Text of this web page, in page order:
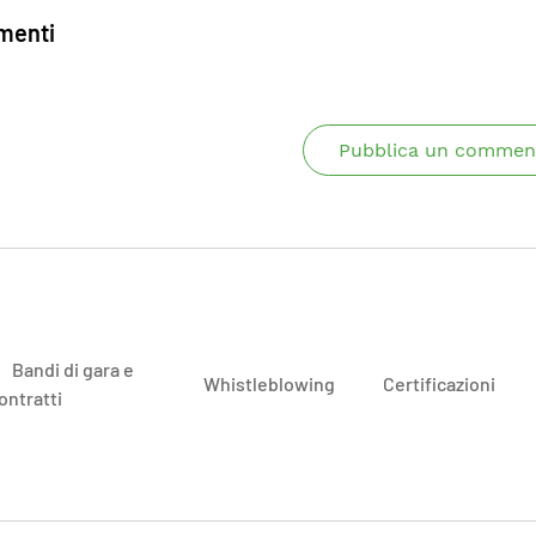
Pubblica un
Bandi di gara e
Whistleblowing Certificazioni